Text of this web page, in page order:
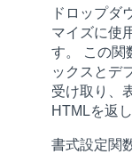
ドロップダ
マイズに使
す。 この関
ックスとデ
受け取り、
HTMLを返し
書式設定関